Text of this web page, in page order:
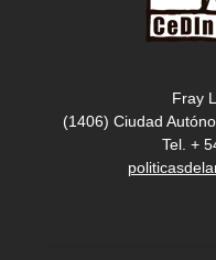
Fray
(1406) Ciudad
Tel. +